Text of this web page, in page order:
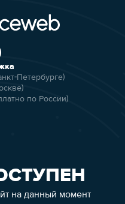
Петербурге)
по России)
на данный момент